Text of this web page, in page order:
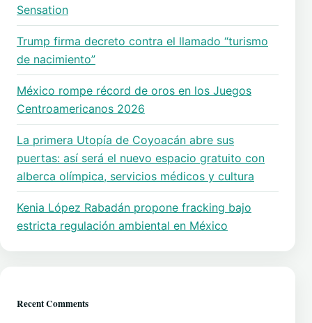
Sensation
Trump firma decreto contra el llamado “turismo
de nacimiento”
México rompe récord de oros en los Juegos
Centroamericanos 2026
La primera Utopía de Coyoacán abre sus
puertas: así será el nuevo espacio gratuito con
alberca olímpica, servicios médicos y cultura
Kenia López Rabadán propone fracking bajo
estricta regulación ambiental en México
Recent Comments